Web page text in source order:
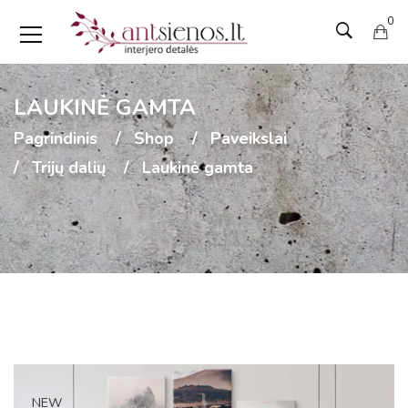
0
LAUKINĖ GAMTA
Pagrindinis Shop
Paveikslai
Trijų dalių
Laukinė gamta
NEW